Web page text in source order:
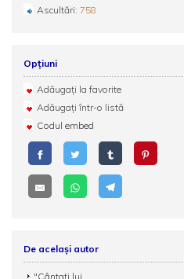
Ascultări: 758
Opțiuni
Adăugați la favorite
Adăugați într-o listă
Codul embed
De același autor
"Cântați lui...